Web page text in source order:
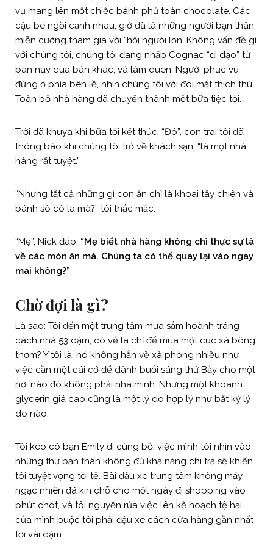
vụ mang lên một chiếc bánh phủ toàn chocolate. Các
cậu bé ngồi cạnh nhau, giờ đã là những người bạn thân,
miễn cưỡng tham gia với “hội người lớn. Không vấn đề gì
với chúng tôi, chúng tôi đang nhấp Cognac “đi dạo” từ
bàn này qua bàn khác, và làm quen. Người phục vụ
đứng ở phía bên lề, nhìn chúng tôi với đôi mắt thích thú.
Toàn bộ nhà hàng đã chuyển thành một bữa tiệc tối.
Trời đã khuya khi bữa tối kết thúc. “Đó”, con trai tôi đã
thông báo khi chúng tôi trở về khách sạn, “là một nhà
hàng rất tuyệt.”
“Nhưng tất cả những gì con ăn chỉ là khoai tây chiên và
bánh sô cô la mà?” tôi thắc mắc.
“Mẹ”, Nick đáp. “Mẹ biết nhà hàng không chỉ thực sự là
về các món ăn mà. Chúng ta có thể quay lại vào ngày
mai không?”
Chờ đợi là gì?
Là sao: Tôi đến một trung tâm mua sắm hoành tráng
cách nhà 53 dặm, có vẻ là chỉ để mua một cục xà bông
thơm? Ý tôi là, nó không hẳn về xà phòng nhiều như
việc cần một cái cớ để dành buổi sáng thứ Bảy cho một
nơi nào đó không phải nhà mình. Nhưng một khoanh
glycerin giá cao cũng là một lý do hợp lý như bất kỳ lý
do nào.
Tôi kéo cô bạn Emily đi cùng bởi việc mình tôi nhìn vào
những thứ bản thân không đủ khả năng chi trả sẽ khiến
tôi tuyệt vọng tồi tệ. Bãi đậu xe trung tâm không mấy
ngạc nhiên đã kín chỗ cho một ngày đi shopping vào
phút chót, và tôi nguyền rủa việc lên kế hoạch tệ hại
của mình buộc tôi phải đậu xe cách cửa hàng gần nhất
tới vài dặm.